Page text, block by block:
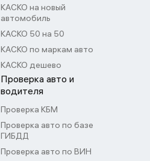
КАСКО на новый
автомобиль
КАСКО 50 на 50
КАСКО по маркам авто
КАСКО дешево
Проверка авто и
водителя
Проверка КБМ
Проверка авто по базе
ГИБДД
Проверка авто по ВИН